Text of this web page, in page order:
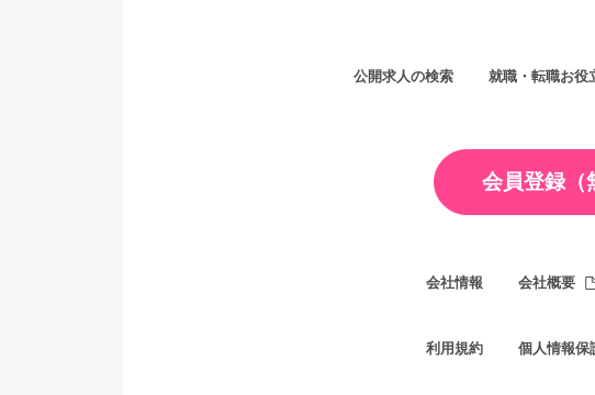
公開求人の検索 就職・転職お役
会員登録（
会社情報 会社概要
利用規約 個人情報保